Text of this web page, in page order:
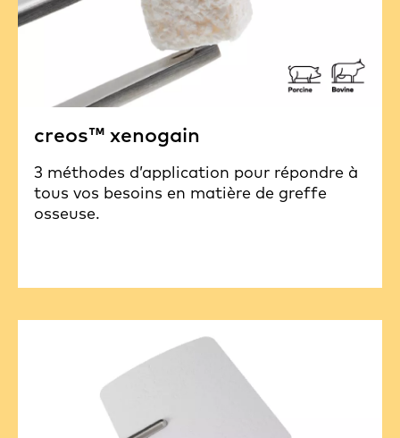
creos™ xenogain
3 méthodes d’application pour répondre à
tous vos besoins en matière de greffe
osseuse.